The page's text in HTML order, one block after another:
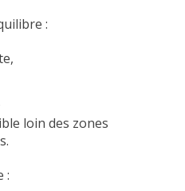
:
loin des zones
: